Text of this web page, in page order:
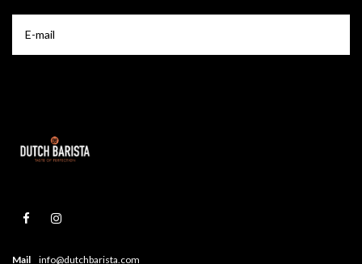
Mail info@dutchbarista.com